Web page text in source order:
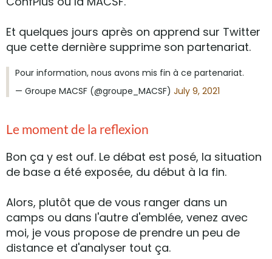
Et quelques jours après on apprend sur Twitter
que cette dernière supprime son partenariat.
Pour information, nous avons mis fin à ce partenariat.
— Groupe MACSF (@groupe_MACSF) July 9, 2021
Le moment de la reflexion
Bon ça y est ouf. Le débat est posé, la situation
de base a été exposée, du début à la fin.
Alors, plutôt que de vous ranger dans un
camps ou dans l'autre d'emblée, venez avec
moi, je vous propose de prendre un peu de
distance et d'analyser tout ça.